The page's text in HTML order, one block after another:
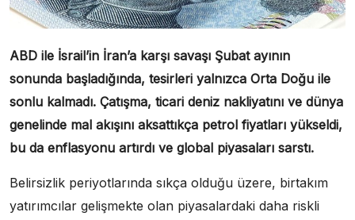
ABD ile İsrail’in İran’a karşı savaşı Şubat ayının
sonunda başladığında, tesirleri yalnızca Orta Doğu ile
sonlu kalmadı. Çatışma, ticari deniz nakliyatını ve dünya
genelinde mal akışını aksattıkça petrol fiyatları yükseldi,
bu da enflasyonu artırdı ve global piyasaları sarstı.
Belirsizlik periyotlarında sıkça olduğu üzere, birtakım
yatırımcılar gelişmekte olan piyasalardaki daha riskli